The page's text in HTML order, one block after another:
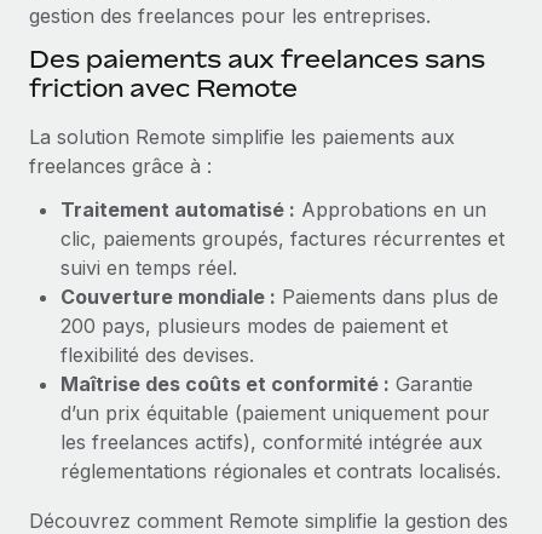
Phiture, un leader notable du conseil en matière de
croissance mobile internationale, encourage les...
En savoir plus
gestion des freelances pour les entreprises.
Des paiements aux freelances sans
friction avec Remote
La solution Remote simplifie les paiements aux
freelances grâce à :
Traitement automatisé : Approbations en un
clic, paiements groupés, factures récurrentes et
suivi en temps réel.
Couverture mondiale : Paiements dans plus de
200 pays, plusieurs modes de paiement et
flexibilité des devises.
Maîtrise des coûts et conformité : Garantie
d’un prix équitable (paiement uniquement pour
les freelances actifs), conformité intégrée aux
réglementations régionales et contrats localisés.
Découvrez comment Remote simplifie la gestion des